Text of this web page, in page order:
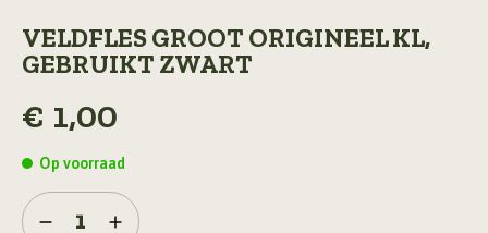
VELDFLES GROOT ORIGINEEL KL,
GEBRUIKT ZWART
€ 1,00
Op voorraad
Veldfles
groot